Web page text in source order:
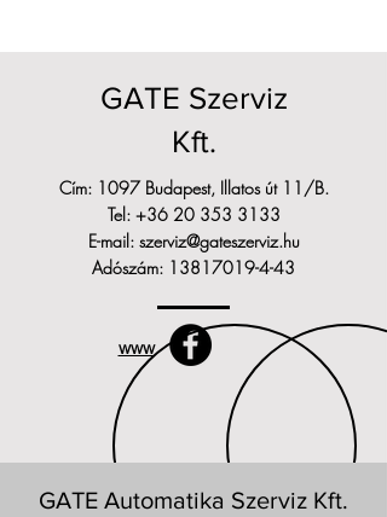
GATE Szerviz
Kft.
Cím: 1097 Budapest, Illatos út 11/B.
Tel: +36 20 353 3133
E-mail: szerviz@gateszerviz.hu
Adószám: 13817019-4-43
www
GATE Automatika Szerviz Kft.